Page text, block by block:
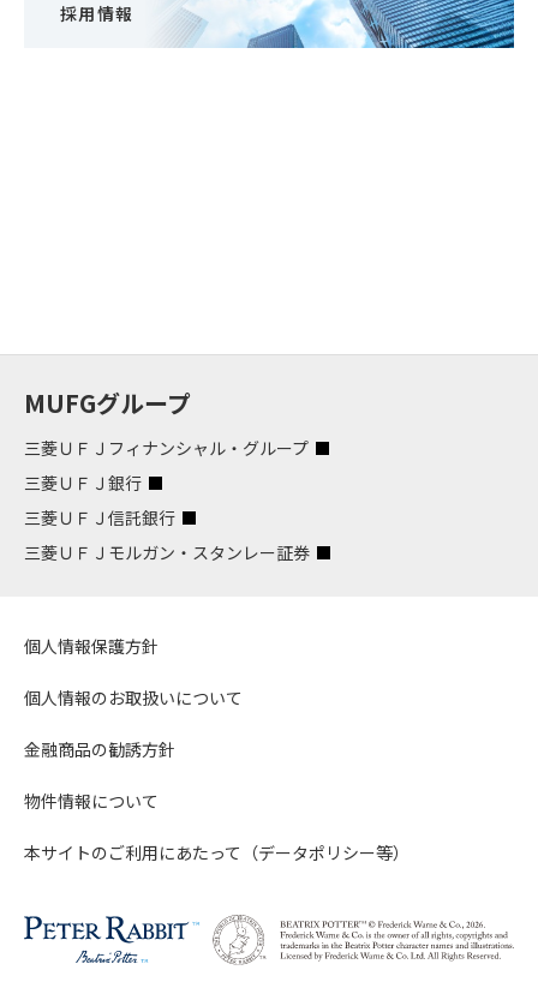
採用情報
MUFGグループ
三菱ＵＦＪフィナンシャル・グループ
三菱ＵＦＪ銀行
三菱ＵＦＪ信託銀行
三菱ＵＦＪモルガン・スタンレー証券
個人情報保護方針
個人情報のお取扱いについて
金融商品の勧誘方針
物件情報について
本サイトのご利用にあたって（データポリシー等）